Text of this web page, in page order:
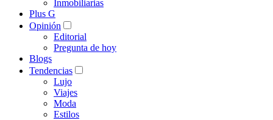
Inmobiliarias
Plus G
Opinión
Editorial
Pregunta de hoy
Blogs
Tendencias
Lujo
Viajes
Moda
Estilos